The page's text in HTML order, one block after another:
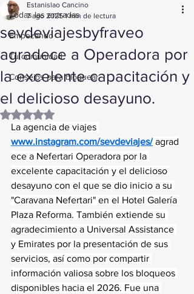
Todas las entradas
Empezando
Tu comunidad
Consejos para bloguear
sevdeviajesbyfraveo
agradece a Operadora por
la excelente capacitación y
el delicioso desayuno.
Estanislao Cancino
7 ago 2025 1 min de lectura
Obtuvo NaN de 5 estrellas.
La agencia de viajes
www.instagram.com/sevdeviajes/ agrad
ece a Nefertari Operadora por la
excelente capacitación y el delicioso
desayuno con el que se dio inicio a su
"Caravana Nefertari" en el Hotel Galería
Plaza Reforma. También extiende su
agradecimiento a Universal Assistance
y Emirates por la presentación de sus
servicios, así como por compartir
información valiosa sobre los bloqueos
disponibles hacia el 2026. Fue una